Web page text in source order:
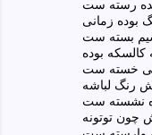
رسته ست
بوده زمانی
بسته ست
کالسکه بوده
خسته ست
رنگ لباشه
نشسته ست
چون توتونه